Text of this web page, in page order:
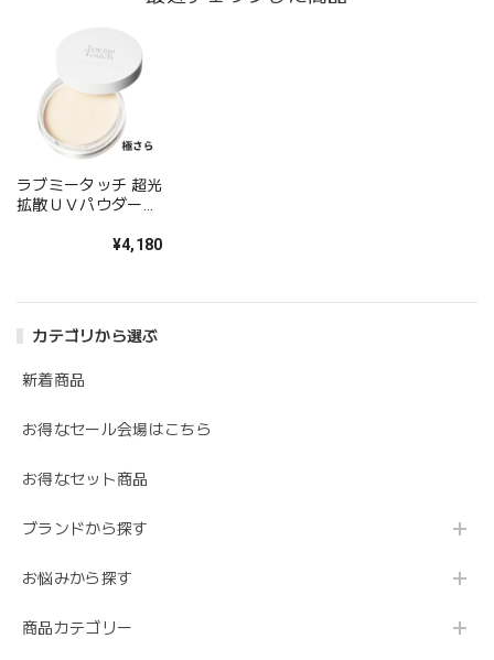
カテゴリから選ぶ
新着商品
お得なセール会場はこちら
お得なセット商品
ブランドから探す
お悩みから探す
商品カテゴリー
ラブミータッチ 超光
拡散ＵＶパウダー
¥4,180